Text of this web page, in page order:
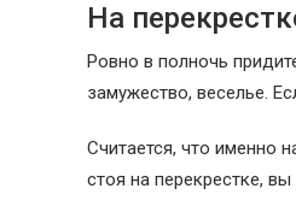
На
Ровно в полночь
замужество, веселье.
Считается, что именно
стоя на перекрестке,